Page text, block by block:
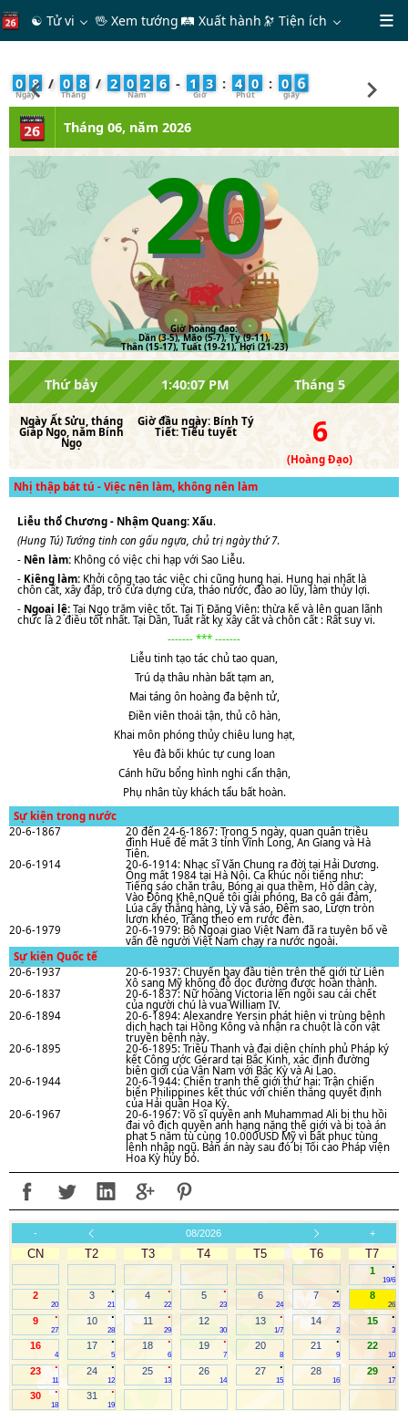
☯ Tử vi 🖖 Xem tướng 🛤 Xuất hành 🔭Tiện ích
0 8 / 0 8 / 2 0 2 6 - 1 3 : 4 0 : 0 7
Tháng 06, năm 2026
20
Giờ hoàng đạo:
Dần (3-5), Mão (5-7), Tỵ (9-11),
Thân (15-17), Tuất (19-21), Hợi (21-23)
Thứ bảy 1:40:07 PM Tháng 5
Ngày Ất Sửu , tháng
Giáp Ngọ, năm Bính
Ngọ
Giờ đầu ngày: Bính Tý
Tiết: Tiểu tuyết 6
(Hoàng Đạo)
Nhị thập bát tú - Việc nên làm, không nên làm
Liễu thổ Chương - Nhậm Quang: Xấu.
(Hung Tú) Tướng tinh con gấu ngựa, chủ trị ngày thứ 7.
- Nên làm: Không có việc chi hạp với Sao Liễu.
- Kiêng làm: Khởi công tạo tác việc chi cũng hung hại. Hung hại nhất là
chôn cất, xây đắp, trổ cửa dựng cửa, tháo nước, đào ao lũy, làm thủy lợi.
- Ngoại lệ: Tại Ngọ trăm việc tốt. Tại Tị Đăng Viên: thừa kế và lên quan lãnh
chức là 2 điều tốt nhất. Tại Dần, Tuất rất kỵ xây cất và chôn cất : Rất suy vi.
------- *** -------
Liễu tinh tạo tác chủ tao quan,
Trú dạ thâu nhàn bất tạm an,
Mai táng ôn hoàng đa bệnh tử,
Điền viên thoái tận, thủ cô hàn,
Khai môn phóng thủy chiêu lung hạt,
Yêu đà bối khúc tự cung loan
Cánh hữu bổng hình nghi cẩn thận,
Phụ nhân tùy khách tẩu bất hoàn.
Sự kiện trong nước
20-6-1867
20 đến 24-6-1867: Trong 5 ngày, quan quân triều
đình Huế để mất 3 tỉnh Vĩnh Long, An Giang và Hà
Tiên.
20-6-1914
20-6-1914: Nhạc sĩ Vǎn Chung ra đời tại Hải Dương.
Ông mất 1984 tại Hà Nội. Ca khúc nổi tiếng như:
Tiếng sáo chǎn trâu, Bóng ai qua thềm, Hò dân cày,
Vào Đông Khê,nQuê tôi giải phóng, Ba cô gái đảm,
Lúa cấy thẳng hàng, Lỳ và sáo, Đêm sao, Lượn tròn
lượn khéo, Trǎng theo em rước đèn.
20-6-1979
20-6-1979: Bộ Ngoại giao Việt Nam đã ra tuyên bố về
vấn đề người Việt Nam chạy ra nước ngoài.
Sự kiện Quốc tế
20-6-1937
20-6-1937: Chuyến bay đầu tiên trên thế giới từ Liên
Xô sang Mỹ không đỗ dọc đường được hoàn thành.
20-6-1837
20-6-1837: Nữ hoàng Victoria lên ngôi sau cái chết
của người chú là vua William IV.
20-6-1894
20-6-1894: Alexandre Yersin phát hiện vi trùng bệnh
dịch hạch tại Hồng Kông và nhận ra chuột là con vật
truyền bệnh này.
20-6-1895
20-6-1895: Triều Thanh và đại diện chính phủ Pháp ký
kết Công ước Gérard tại Bắc Kinh, xác định đường
biên giới của Vân Nam với Bắc Kỳ và Ai Lao.
20-6-1944
20-6-1944: Chiến tranh thế giới thứ hai: Trận chiến
biển Philippines kết thúc với chiến thắng quyết định
của Hải quân Hoa Kỳ.
20-6-1967
20-6-1967: Võ sĩ quyền anh Muhammad Ali bị thu hồi
đai vô địch quyền anh hạng nặng thế giới và bị toà án
phạt 5 năm tù cùng 10.000USD Mỹ vì bất phục tùng
lệnh nhập ngũ. Bản án này sau đó bị Tối cao Pháp viện
Hoa Kỳ hủy bỏ.
- 08/2026 +
CN T2 T3 T4 T5 T6 T7
.
1
19/6
2
20
.
3
21
.
4
22
.
5
23
6
24
.
7
25
8
26
.
9
27
.
10
28
.
11
29
12
30
.
13
1/7
14
2
.
15
3
16
4
.
17
5
.
18
6
.
19
7
20
8
.
21
9
22
10
.
23
11
.
24
12
.
25
13
26
14
.
27
15
28
16
.
29
17
.
30
18
.
31
19